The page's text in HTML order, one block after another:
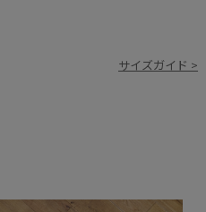
サイズガイド >